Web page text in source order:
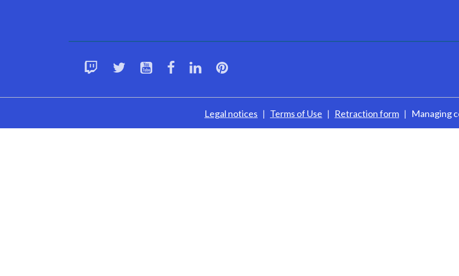
Legal notices Terms of Use Retraction form Managing